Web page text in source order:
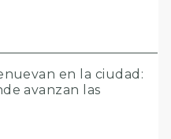
en la ciudad:
avanzan las